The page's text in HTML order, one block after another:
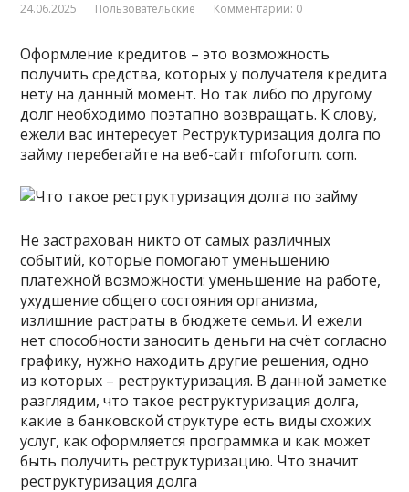
24.06.2025 Пользовательские Комментарии: 0
Оформление кредитов – это возможность
получить средства, которых у получателя кредита
нету на данный момент. Но так либо по другому
долг необходимо поэтапно возвращать. К слову,
ежели вас интересует Реструктуризация долга по
займу перебегайте на веб-сайт mfoforum. com.
Не застрахован никто от самых различных
событий, которые помогают уменьшению
платежной возможности: уменьшение на работе,
ухудшение общего состояния организма,
излишние растраты в бюджете семьи. И ежели
нет способности заносить деньги на счёт согласно
графику, нужно находить другие решения, одно
из которых – реструктуризация. В данной заметке
разглядим, что такое реструктуризация долга,
какие в банковской структуре есть виды схожих
услуг, как оформляется программка и как может
быть получить реструктуризацию. Что значит
реструктуризация долга